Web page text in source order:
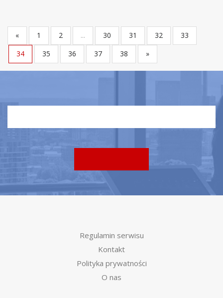
« 1 2 ... 30 31 32
33
34
35 36 37 38 »
Regulamin serwisu
Kontakt
Polityka prywatności
O nas